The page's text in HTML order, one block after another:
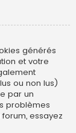
générés
et votre
ou non lus)
par un
problèmes
essayez